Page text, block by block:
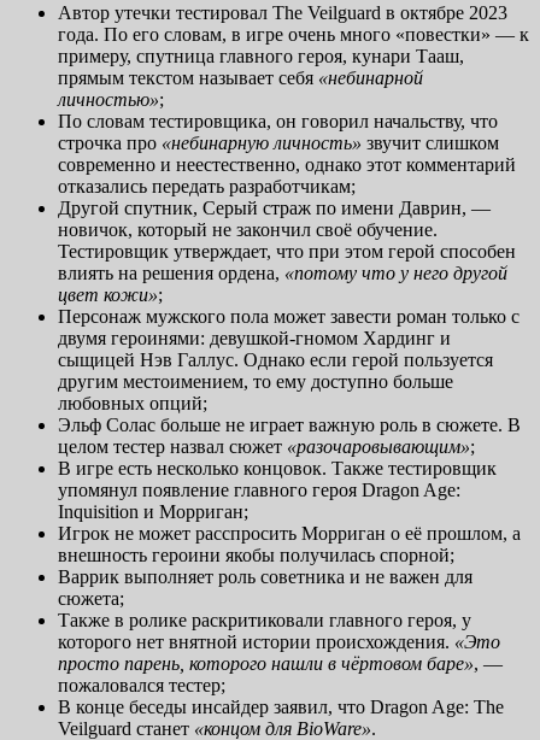
Автор утечки тестировал The Veilguard в октябре 2023
года. По его словам, в игре очень много «повестки» — к
примеру, спутница главного героя, кунари Тааш,
прямым текстом называет себя «небинарной
личностью»;
По словам тестировщика, он говорил начальству, что
строчка про «небинарную личность» звучит слишком
современно и неестественно, однако этот комментарий
отказались передать разработчикам;
Другой спутник, Серый страж по имени Даврин, —
новичок, который не закончил своё обучение.
Тестировщик утверждает, что при этом герой способен
влиять на решения ордена, «потому что у него другой
цвет кожи»;
Персонаж мужского пола может завести роман только с
двумя героинями: девушкой-гномом Хардинг и
сыщицей Нэв Галлус. Однако если герой пользуется
другим местоимением, то ему доступно больше
любовных опций;
Эльф Солас больше не играет важную роль в сюжете. В
целом тестер назвал сюжет «разочаровывающим»;
В игре есть несколько концовок. Также тестировщик
упомянул появление главного героя Dragon Age:
Inquisition и Морриган;
Игрок не может расспросить Морриган о её прошлом, а
внешность героини якобы получилась спорной;
Варрик выполняет роль советника и не важен для
сюжета;
Также в ролике раскритиковали главного героя, у
которого нет внятной истории происхождения. «Это
просто парень, которого нашли в чёртовом баре», —
пожаловался тестер;
В конце беседы инсайдер заявил, что Dragon Age: The
Veilguard станет «концом для BioWare».